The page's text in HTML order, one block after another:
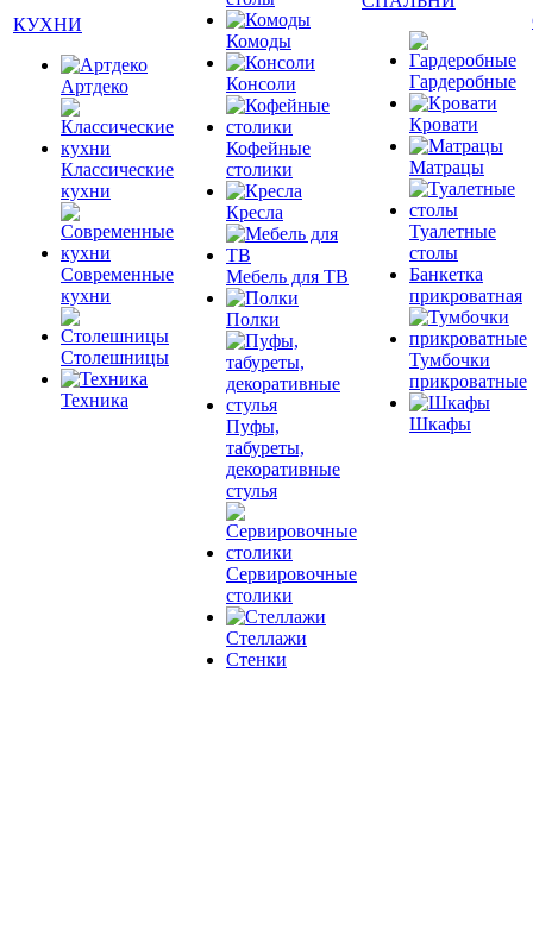
КУХНИ
Артдеко
Классические
кухни
Современные
кухни
Столешницы
Техника
Комоды
Консоли
Кофейные
столики
Кресла
Мебель для ТВ
Полки
Пуфы,
табуреты,
декоративные
стулья
Сервировочные
столики
Стеллажи
Стенки
Гардеробные
Кровати
Матрацы
Туалетные
столы
Банкетка
прикроватная
Тумбочки
прикроватные
Шкафы